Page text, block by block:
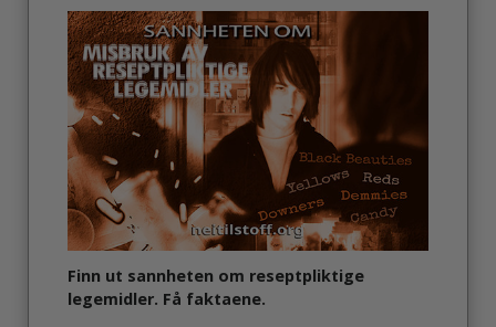
Finn ut sannheten om reseptpliktige
legemidler. Få faktaene.